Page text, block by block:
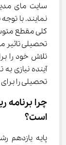
نمایند. با
کلی مقطع
تلاش خود را
آینده نیازی
تحصیلی را
است؟